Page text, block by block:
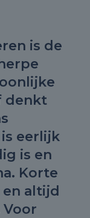
is de
denkt
eerlijk
is en
Korte
en altijd
Voor